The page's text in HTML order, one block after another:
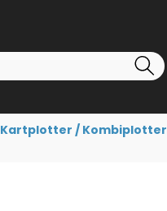
Kartplotter / Kombiplotter